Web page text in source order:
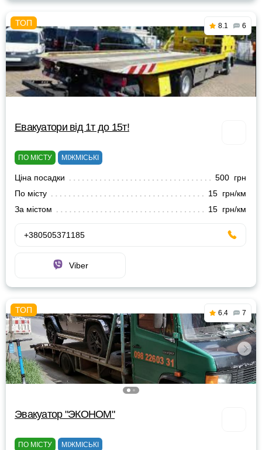
8.1 6
Евакуатори від 1т до 15т!
ПО МІСТУ МІЖМІСЬКІ
Ціна посадки
500 грн
По місту
15 грн/км
За містом
15 грн/км
+380505371185
Viber
6.4 7
Эвакуатор "ЭКОНОМ"
ПО МІСТУ МІЖМІСЬКІ